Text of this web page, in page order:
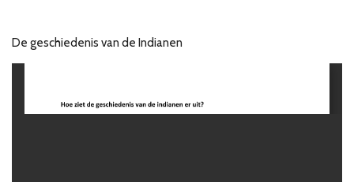
De geschiedenis van de Indianen